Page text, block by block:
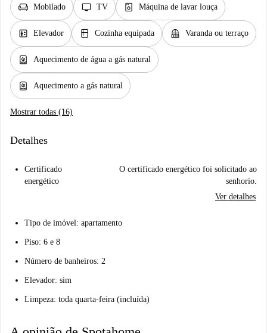
chair Mobilado tv TV dishwasher_gen Máquina de lavar louça
elevator Elevador kitchen Cozinha equipada balcony Varanda ou terraço
water_heater Aquecimento de água a gás natural
water_heater Aquecimento a gás natural
Mostrar todas (16)
Detalhes
Certificado
energético
O certificado energético foi solicitado ao
senhorio.
Ver detalhes
Tipo de imóvel: apartamento
Piso: 6 e 8
Número de banheiros: 2
Elevador: sim
Limpeza: toda quarta-feira (incluída)